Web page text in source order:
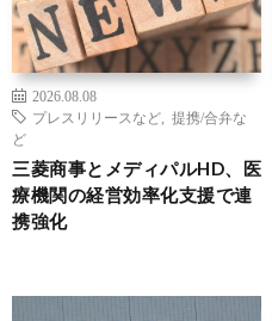
2026.08.08
プレスリリースなど
提携/合弁な
ど
三菱商事とメディパルHD、医
療機関の経営効率化支援で連
携強化